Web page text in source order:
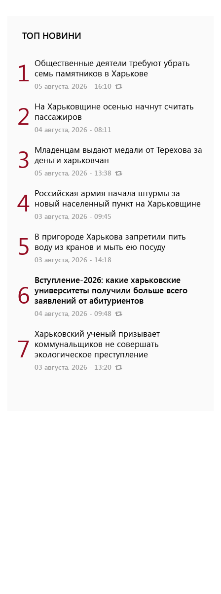
ТОП НОВИНИ
1 Общественные деятели требуют убрать
семь памятников в Харькове
05 августа, 2026 - 16:10
2 На Харьковщине осенью начнут считать
пассажиров
04 августа, 2026 - 08:11
3 Младенцам выдают медали от Терехова за
деньги харьковчан
05 августа, 2026 - 13:38
4 Российская армия начала штурмы за
новый населенный пункт на Харьковщине
03 августа, 2026 - 09:45
5 В пригороде Харькова запретили пить
воду из кранов и мыть ею посуду
03 августа, 2026 - 14:18
6 Вступление-2026: какие харьковские
университеты получили больше всего
заявлений от абитуриентов
04 августа, 2026 - 09:48
7 Харьковский ученый призывает
коммунальщиков не совершать
экологическое преступление
03 августа, 2026 - 13:20